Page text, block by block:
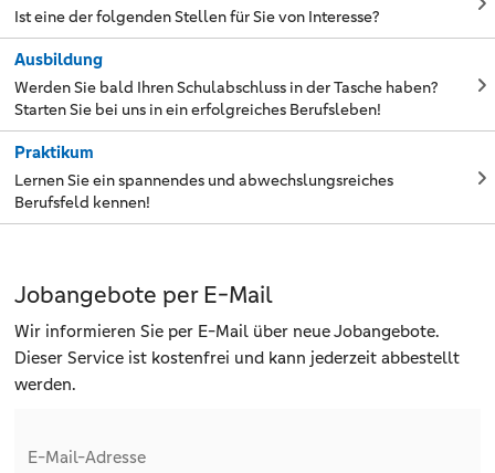
Ist eine der folgenden Stellen für Sie von Interesse?
Ausbildung
Werden Sie bald Ihren Schulabschluss in der Tasche haben?
Starten Sie bei uns in ein erfolgreiches Berufsleben!
Praktikum
Lernen Sie ein spannendes und abwechslungsreiches
Berufsfeld kennen!
Jobangebote per E-Mail
Wir informieren Sie per E-Mail über neue Jobangebote.
Dieser Service ist kostenfrei und kann jederzeit abbestellt
werden.